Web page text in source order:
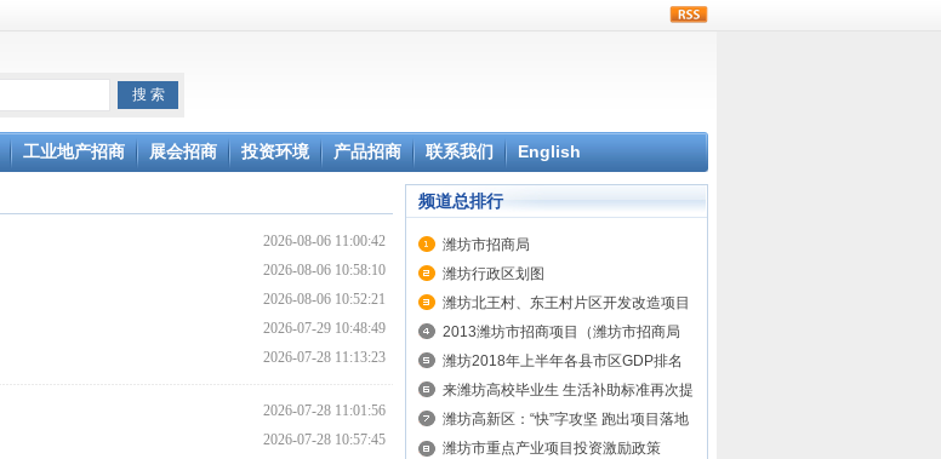
工业地产招商 展会招商 投资环境 产品招商 联系我们 English
2026-08-06 11:00:42
2026-08-06 10:58:10
2026-08-06 10:52:21
2026-07-29 10:48:49
2026-07-28 11:13:23
2026-07-28 11:01:56
2026-07-28 10:57:45
频道总排行
潍坊市招商局
潍坊行政区划图
潍坊北王村、东王村片区开发改造项目
2013潍坊市招商项目（潍坊市招商局
讯）
潍坊2018年上半年各县市区GDP排名
来潍坊高校毕业生 生活补助标准再次提
高
潍坊高新区：“快”字攻坚 跑出项目落地
投产加速度
潍坊市重点产业项目投资激励政策